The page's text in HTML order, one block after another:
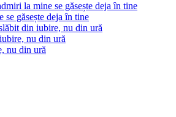
la mine se găsește deja în tine
se găsește deja în tine
din iubire, nu din ură
nu din ură
nu din ură